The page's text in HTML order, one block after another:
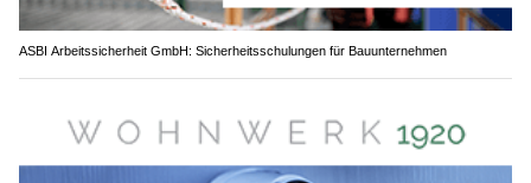
ASBI Arbeitssicherheit GmbH: Sicherheitsschulungen für Bauunternehmen